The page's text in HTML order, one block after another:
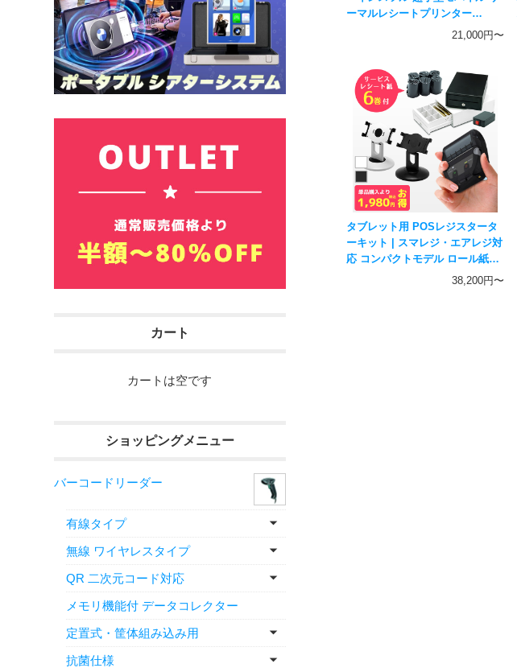
ーマルレシートプリンター
Bluetooth接続 ｜ スマレジ・エ
21,000円〜
タブレット用 POSレジスタータ
ーキット | スマレジ・エアレジ対
応 コンパクトモデル ロール紙6
巻付 | MP-B20 E-A4 DKD-SW
38,200円〜
カート
カートは空です
ショッピングメニュー
バーコードリーダー
有線タイプ
無線 ワイヤレスタイプ
QR 二次元コード対応
メモリ機能付 データコレクター
定置式・筐体組み込み用
抗菌仕様